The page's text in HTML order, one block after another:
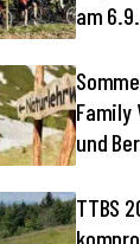
am 6.9.
Family
und
TTBS